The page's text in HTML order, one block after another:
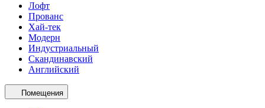
Лофт
Прованс
Хай-тек
Модерн
Индустриальный
Скандинавский
Английский
Помещения